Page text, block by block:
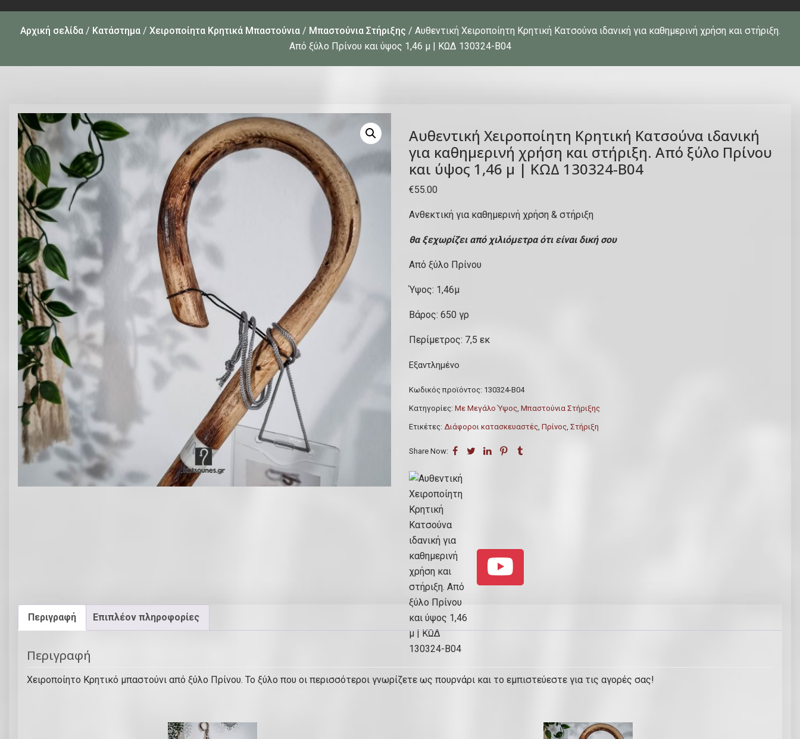
Αρχική σελίδα/ Κατάστημα/ Χειροποίητα Κρητικά Μπαστούνια/ Μπαστούνια Στήριξης / Αυθεντική Χειροποίητη Κρητική Κατσούνα ιδανική για καθημερινή χρήση και στήριξη.
Από ξύλο Πρίνου και ύψος 1,46 μ | ΚΩΔ 130324-Β04
Αυθεντική Χειροποίητη Κρητική Κατσούνα ιδανική
για καθημερινή χρήση και στήριξη. Από ξύλο Πρίνου
και ύψος 1,46 μ | ΚΩΔ 130324-Β04
€55.00
Ανθεκτική για καθημερινή χρήση & στήριξη
θα ξεχωρίζει από χιλιόμετρα ότι είναι δική σου
Από ξύλο Πρίνου
Ύψος: 1,46μ
Βάρος: 650 γρ
Περίμετρος: 7,5 εκ
Εξαντλημένο
Κωδικός προϊόντος: 130324-Β04
Κατηγορίες: Με Μεγάλο Ύψος, Μπαστούνια Στήριξης
Ετικέτες: Διάφοροι κατασκευαστές, Πρίνος, Στήριξη
Share Now:
Περιγραφή Επιπλέον πληροφορίες
Περιγραφή
Χειροποίητο Κρητικό μπαστούνι από ξύλο Πρίνου. Το ξύλο που οι περισσότεροι γνωρίζετε ως πουρνάρι και το εμπιστεύεστε για τις αγορές σας!